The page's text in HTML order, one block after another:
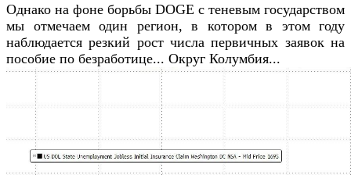
Однако на фоне борьбы DOGE с теневым государством
мы отмечаем один регион, в котором в этом году
наблюдается резкий рост числа первичных заявок на
пособие по безработице... Округ Колумбия...